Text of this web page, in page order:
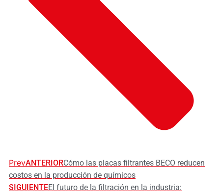
PrevANTERIORCómo las placas filtrantes BECO reducen
costos en la producción de químicos
SIGUIENTEEl futuro de la filtración en la industria: